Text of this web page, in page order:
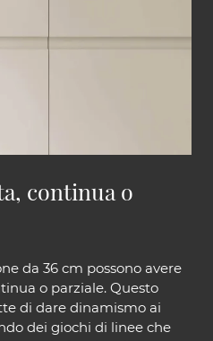
continua o
da 36 cm possono avere
o parziale. Questo
di dare dinamismo ai
dei giochi di linee che